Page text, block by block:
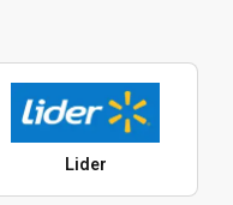
Lider